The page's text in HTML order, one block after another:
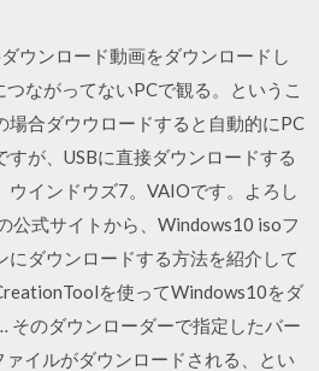
ウンロード動画をダウンロードし
ながってないPCで観る。というこ
場合ダウウロードすると自動的にPC
が、USBに直接ダウンロードする
インドウズ7。VAIOです。よろし
公式サイトから、Windows10 isoフ
にダウンロードする方法を紹介して
を使ってWindows10をダ
そのダウンローダーで指定したバー
イルがダウンロードされる、とい